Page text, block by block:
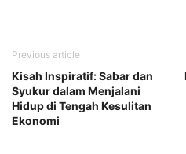
Previous article
Kisah Inspiratif: Sabar dan
Syukur dalam Menjalani
Hidup di Tengah Kesulitan
Ekonomi